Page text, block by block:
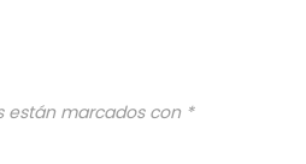
están marcados con *